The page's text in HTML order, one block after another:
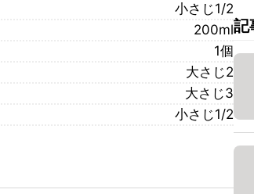
小さじ1/2
200ml
1個
大さじ2
大さじ3
小さじ1/2
記